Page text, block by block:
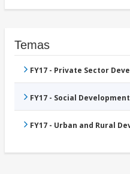
Temas
FY17 - Private Sector
FY17 - Social
FY17 - Urban and Rural